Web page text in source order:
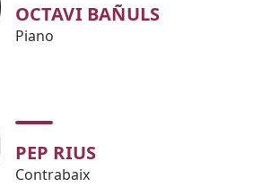
OCTAVI BAÑULS
Piano
PEP RIUS
Contrabaix